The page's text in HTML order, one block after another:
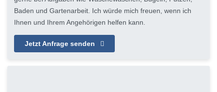
Baden und Gartenarbeit. Ich würde mich freuen, wenn ich
Ihnen und Ihrem Angehörigen helfen kann.
Jetzt Anfrage senden